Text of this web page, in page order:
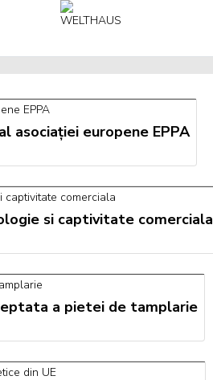
asociației europene EPPA
si captivitate comerciala
a pietei de tamplarie